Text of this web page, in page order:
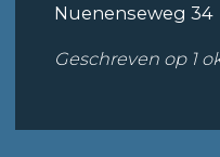
Nuenenseweg 34
Geschreven op 1